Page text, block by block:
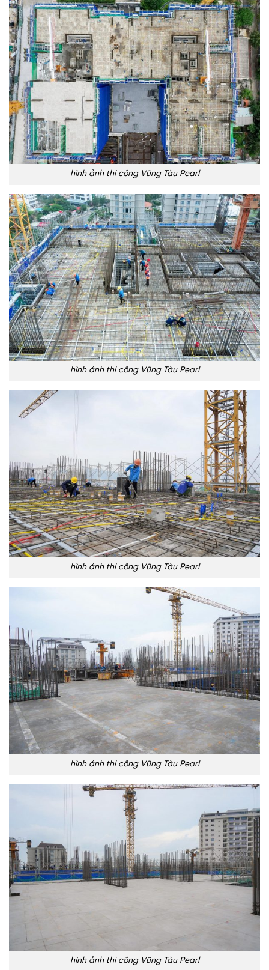
hình ảnh thi công Vũng Tàu Pearl
hình ảnh thi công Vũng Tàu Pearl
hình ảnh thi công Vũng Tàu Pearl
hình ảnh thi công Vũng Tàu Pearl
hình ảnh thi công Vũng Tàu Pearl